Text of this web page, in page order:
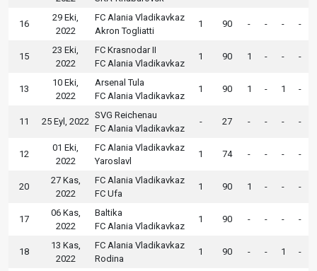
16
29 Eki,
2022
FC Alania Vladikavkaz
Akron Togliatti
1 90 - - - -
15
23 Eki,
2022
FC Krasnodar II
FC Alania Vladikavkaz
1 90 1 - - -
13
10 Eki,
2022
Arsenal Tula
FC Alania Vladikavkaz
1 90 1 - 1 -
11 25 Eyl, 2022
SVG Reichenau
FC Alania Vladikavkaz
- 27 - - - -
12
01 Eki,
2022
FC Alania Vladikavkaz
Yaroslavl
1 74 - - - -
20
27 Kas,
2022
FC Alania Vladikavkaz
FC Ufa
1 90 1 - - -
17
06 Kas,
2022
Baltika
FC Alania Vladikavkaz
1 90 - - - -
18
13 Kas,
2022
FC Alania Vladikavkaz
Rodina
1 90 - - 1 -